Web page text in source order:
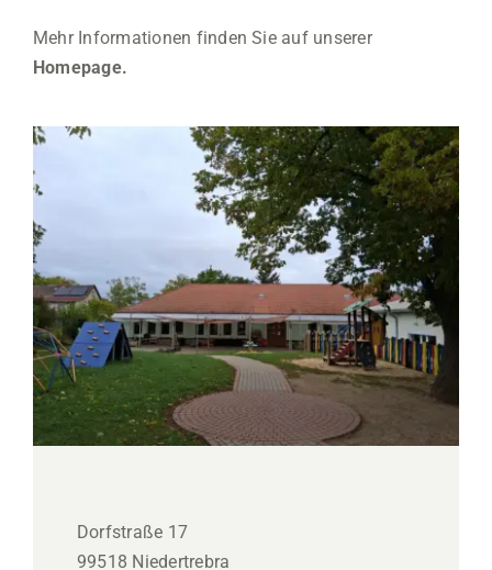
Mehr Informationen finden Sie auf unserer
Homepage.
Dorfstraße 17
99518 Niedertrebra